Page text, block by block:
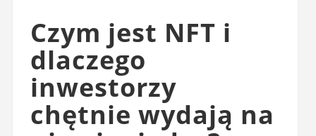
Czym jest NFT i
dlaczego
inwestorzy
chętnie wydają na